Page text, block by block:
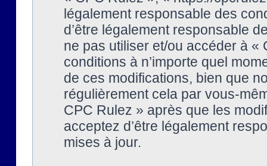
légalement responsable des
d’être légalement responsable
ne pas utiliser et/ou accéder à
conditions à n’importe quel
de ces modifications, bien que
régulièrement cela par vous-
CPC Rulez » après que les
acceptez d’être légalement
mises à jour.